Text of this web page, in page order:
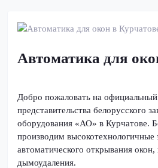
Автоматика для
Добро пожаловать на официальный
представительства белорусского
оборудования «АО» в Курчатове.
производим высокотехнологичные
автоматического открывания
дымоудаления.